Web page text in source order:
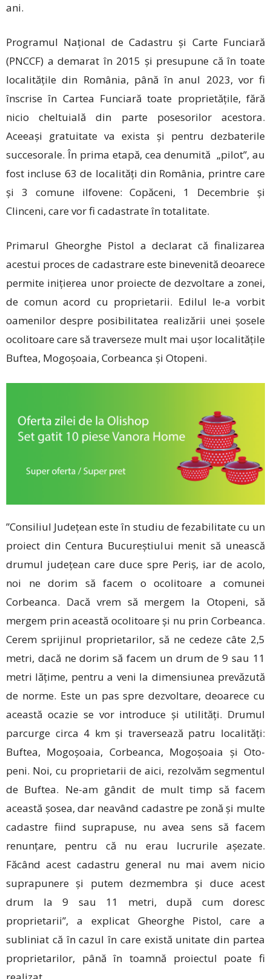
ani.
Programul Naţional de Cadastru şi Carte Funciară
(PNCCF) a demarat în 2015 și presupune că în toate
localitățile din România, până în anul 2023, vor fi
înscrise în Cartea Funciară toate proprietățile, fără
nicio cheltuială din parte posesorilor acestora.
Aceeași gratuitate va exista și pentru dezbaterile
succesorale. În prima etapă, cea denumită „pilot”, au
fost incluse 63 de localități din România, printre care
și 3 comune ilfovene: Copăceni, 1 Decembrie și
Clinceni, care vor fi cadastrate în totalitate.
Primarul Gheorghe Pistol a declarat că finalizarea
acestui proces de cadastrare este binevenită deoarece
permite inițierea unor proiecte de dezvoltare a zonei,
de comun acord cu proprietarii. Edilul le-a vorbit
oamenilor despre posibilitatea realizării unei șosele
ocolitoare care să traverseze mult mai ușor localitățile
Buftea, Mogoșoaia, Corbeanca și Otopeni.
”Consiliul Județean este în studiu de fezabilitate cu un
proiect din Centura Bucureștiului menit să unească
drumul județean care duce spre Periș, iar de acolo,
noi ne dorim să facem o ocolitoare a comunei
Corbeanca. Dacă vrem să mergem la Otopeni, să
mergem prin această ocolitoare și nu prin Corbeanca.
Cerem sprijinul proprietarilor, să ne cedeze câte 2,5
metri, dacă ne dorim să facem un drum de 9 sau 11
metri lățime, pentru a veni la dimensiunea prevăzută
de norme. Este un pas spre dezvoltare, deoarece cu
această ocazie se vor introduce și utilități. Drumul
parcurge circa 4 km și traversează patru localități:
Buftea, Mogoșoaia, Corbeanca, Mogoșoaia și Oto­
peni. Noi, cu proprietarii de aici, rezolvăm segmentul
de Buftea. Ne-am gândit de mult timp să facem
această șosea, dar neavând cadastre pe zonă și multe
cadastre fiind suprapuse, nu avea sens să facem
renunțare, pentru că nu erau lucrurile așezate.
Făcând acest cadastru general nu mai avem nicio
suprapunere și putem dezmembra și duce acest
drum la 9 sau 11 metri, după cum doresc
proprietarii”, a explicat Gheorghe Pistol, care a
subliniat că în cazul în care există unitate din partea
proprietarilor, până în toamnă proiectul poate fi